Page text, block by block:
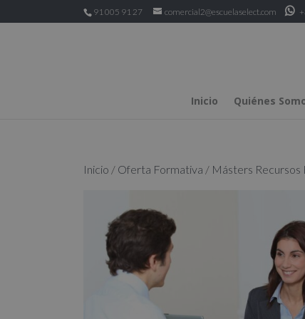
91 005 91 27 comercial2@escuelaselect.com
Inicio Quiénes
Inicio / Oferta Formativa / Másters Recursos